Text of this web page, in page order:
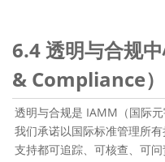
6.4 透明与合规
& Compliance）
透明与合规是 IAMM（国际元
我们承诺以国际标准管理所
支持都可追踪、可核查、可问